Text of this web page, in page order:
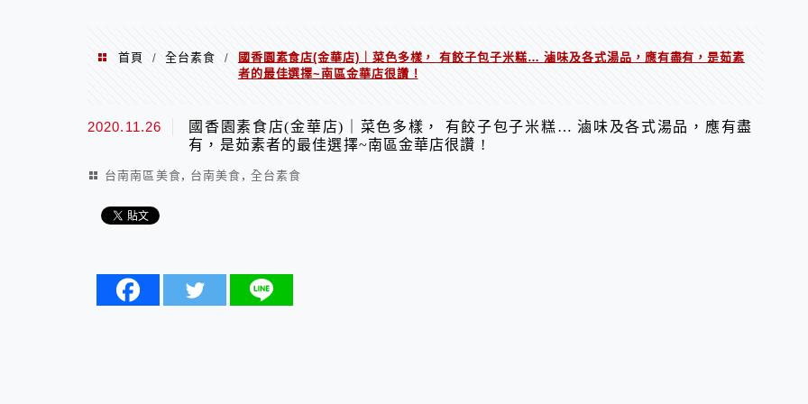
首頁 / 全台素食 /
國香園素食店(金華店)｜菜色多樣， 有餃子包子米糕… 滷味及各式湯品，應有盡有，是茹素
者的最佳選擇~南區金華店很讚 !
2020.11.26
國香園素食店(金華店)｜菜色多樣， 有餃子包子米糕… 滷味及各式湯品，應有盡
有，是茹素者的最佳選擇~南區金華店很讚 !
台南南區美食, 台南美食 , 全台素食